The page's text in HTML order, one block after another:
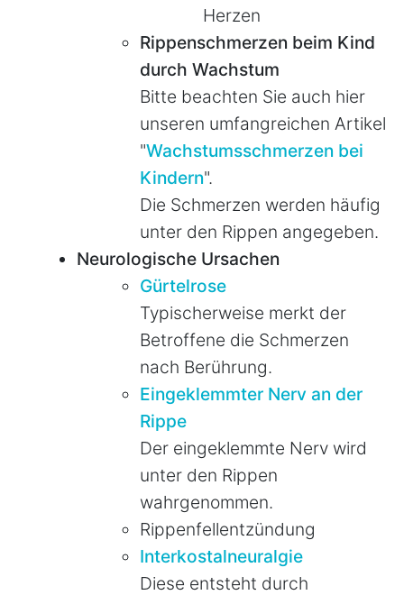
Herzen
Rippenschmerzen beim Kind
durch Wachstum
Bitte beachten Sie auch hier
unseren umfangreichen Artikel
"Wachstumsschmerzen bei
Kindern".
Die Schmerzen werden häufig
unter den Rippen angegeben.
Neurologische Ursachen
Gürtelrose
Typischerweise merkt der
Betroffene die Schmerzen
nach Berührung.
Eingeklemmter Nerv an der
Rippe
Der eingeklemmte Nerv wird
unter den Rippen
wahrgenommen.
Rippenfellentzündung
Interkostalneuralgie
Diese entsteht durch